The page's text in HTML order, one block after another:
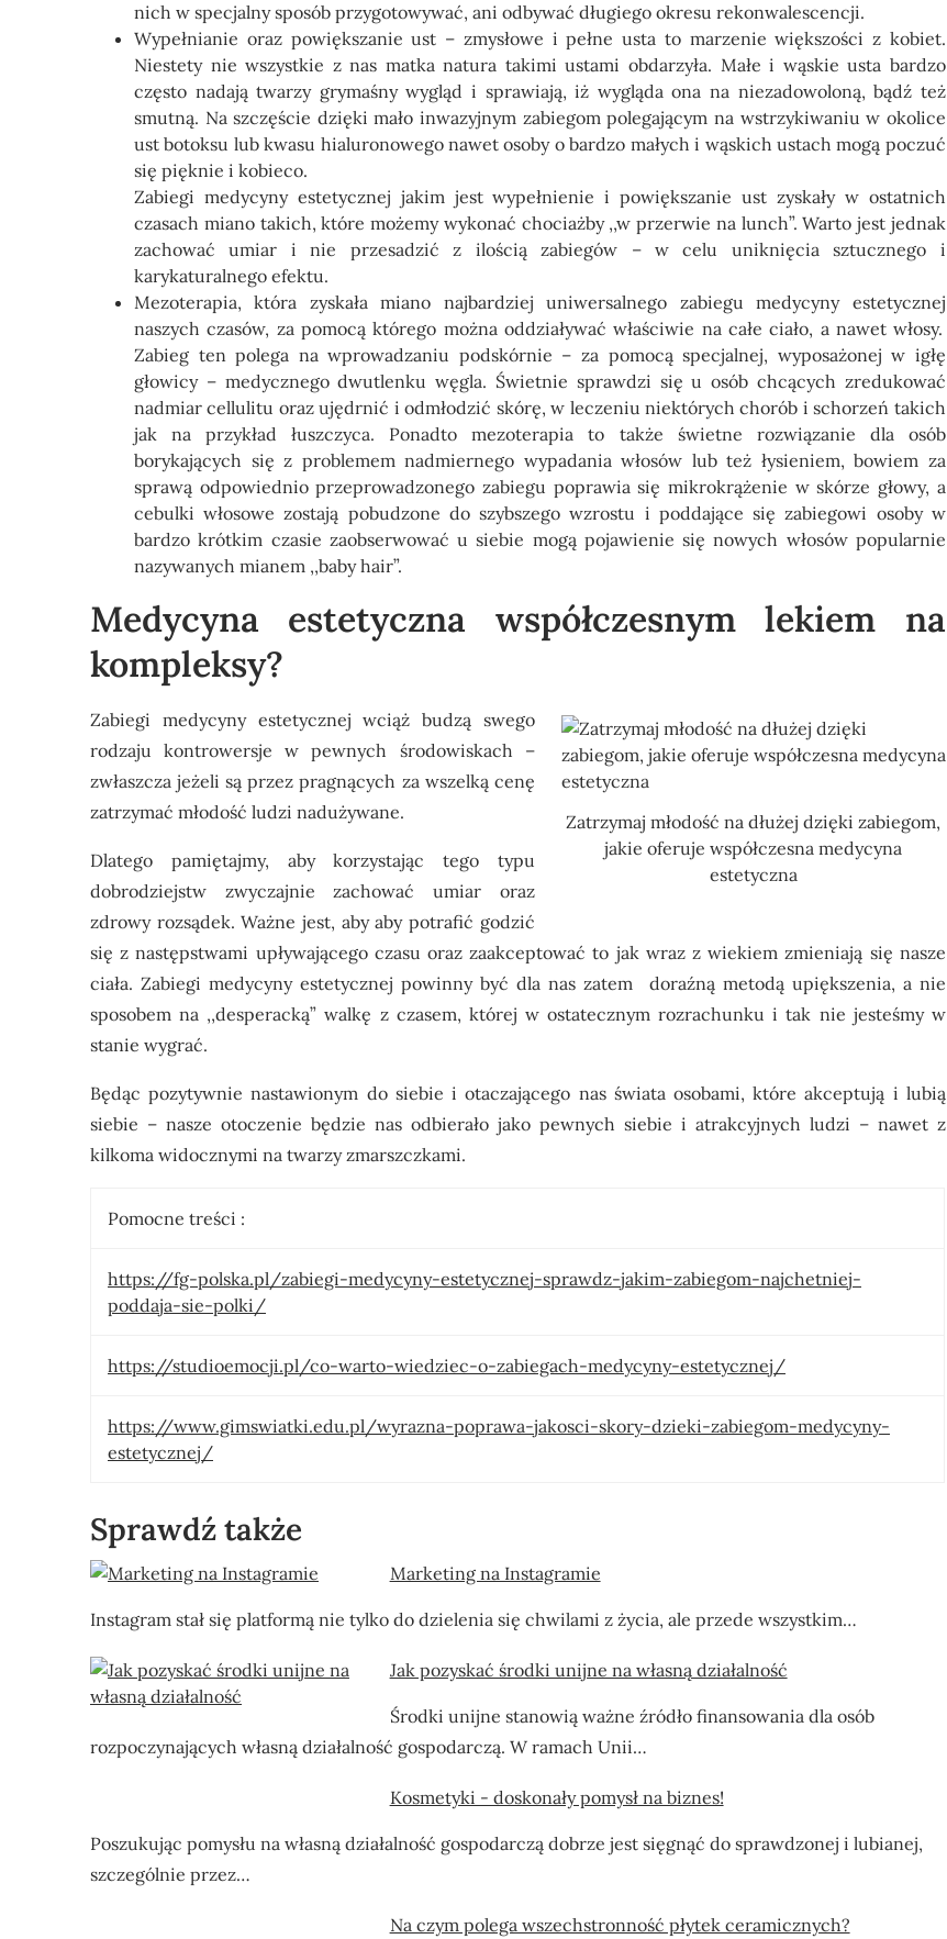
nich w specjalny sposób przygotowywać, ani odbywać długiego okresu rekonwalescencji.
Wypełnianie oraz powiększanie ust – zmysłowe i pełne usta to marzenie większości z kobiet.
Niestety nie wszystkie z nas matka natura takimi ustami obdarzyła. Małe i wąskie usta bardzo
często nadają twarzy grymaśny wygląd i sprawiają, iż wygląda ona na niezadowoloną, bądź też
smutną. Na szczęście dzięki mało inwazyjnym zabiegom polegającym na wstrzykiwaniu w okolice
ust botoksu lub kwasu hialuronowego nawet osoby o bardzo małych i wąskich ustach mogą poczuć
się pięknie i kobieco.
Zabiegi medycyny estetycznej jakim jest wypełnienie i powiększanie ust zyskały w ostatnich
czasach miano takich, które możemy wykonać chociażby ,,w przerwie na lunch”. Warto jest jednak
zachować umiar i nie przesadzić z ilością zabiegów – w celu uniknięcia sztucznego i
karykaturalnego efektu.
Mezoterapia, która zyskała miano najbardziej uniwersalnego zabiegu medycyny estetycznej
naszych czasów, za pomocą którego można oddziaływać właściwie na całe ciało, a nawet włosy.
Zabieg ten polega na wprowadzaniu podskórnie – za pomocą specjalnej, wyposażonej w igłę
głowicy – medycznego dwutlenku węgla. Świetnie sprawdzi się u osób chcących zredukować
nadmiar cellulitu oraz ujędrnić i odmłodzić skórę, w leczeniu niektórych chorób i schorzeń takich
jak na przykład łuszczyca. Ponadto mezoterapia to także świetne rozwiązanie dla osób
borykających się z problemem nadmiernego wypadania włosów lub też łysieniem, bowiem za
sprawą odpowiednio przeprowadzonego zabiegu poprawia się mikrokrążenie w skórze głowy, a
cebulki włosowe zostają pobudzone do szybszego wzrostu i poddające się zabiegowi osoby w
bardzo krótkim czasie zaobserwować u siebie mogą pojawienie się nowych włosów popularnie
nazywanych mianem ,,baby hair”.
Medycyna estetyczna współczesnym lekiem na
kompleksy?
Zatrzymaj młodość na dłużej dzięki zabiegom,
jakie oferuje współczesna medycyna
estetyczna
Zabiegi medycyny estetycznej wciąż budzą swego
rodzaju kontrowersje w pewnych środowiskach –
zwłaszcza jeżeli są przez pragnących za wszelką cenę
zatrzymać młodość ludzi nadużywane.
Dlatego pamiętajmy, aby korzystając tego typu
dobrodziejstw zwyczajnie zachować umiar oraz
zdrowy rozsądek. Ważne jest, aby aby potrafić godzić
się z następstwami upływającego czasu oraz zaakceptować to jak wraz z wiekiem zmieniają się nasze
ciała.Zabiegi medycyny estetycznej powinny być dla nas zatem doraźną metodą upiększenia, a nie
sposobem na ,,desperacką” walkę z czasem, której w ostatecznym rozrachunku i tak nie jesteśmy w
stanie wygrać.
Będąc pozytywnie nastawionym do siebie i otaczającego nas świata osobami, które akceptują i lubią
siebie – nasze otoczenie będzie nas odbierało jako pewnych siebie i atrakcyjnych ludzi – nawet z
kilkoma widocznymi na twarzy zmarszczkami.
Pomocne treści :
https://fg-polska.pl/zabiegi-medycyny-estetycznej-sprawdz-jakim-zabiegom-najchetniej-
poddaja-sie-polki/
https://studioemocji.pl/co-warto-wiedziec-o-zabiegach-medycyny-estetycznej/
https://www.gimswiatki.edu.pl/wyrazna-poprawa-jakosci-skory-dzieki-zabiegom-medycyny-
estetycznej/
Sprawdź także
Marketing na Instagramie
Instagram stał się platformą nie tylko do dzielenia się chwilami z życia, ale przede wszystkim…
Jak pozyskać środki unijne na własną działalność
Środki unijne stanowią ważne źródło finansowania dla osób
rozpoczynających własną działalność gospodarczą. W ramach Unii…
Kosmetyki - doskonały pomysł na biznes!
Poszukując pomysłu na własną działalność gospodarczą dobrze jest sięgnąć do sprawdzonej i lubianej,
szczególnie przez…
Na czym polega wszechstronność płytek ceramicznych?